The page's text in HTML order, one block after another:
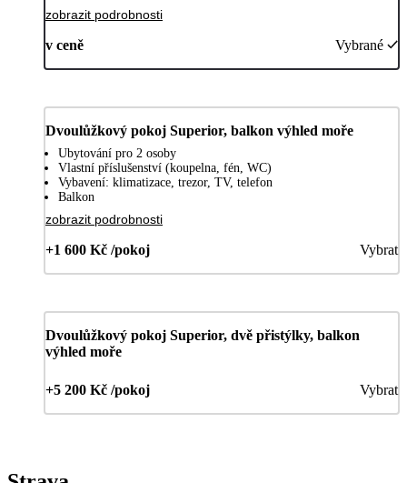
zobrazit podrobnosti
v ceně Vybrané
Dvoulůžkový pokoj Superior, balkon výhled moře
Ubytování pro 2 osoby
Vlastní příslušenství (koupelna, fén, WC)
Vybavení: klimatizace, trezor, TV, telefon
Balkon
zobrazit podrobnosti
+1 600 Kč /pokoj Vybrat
Dvoulůžkový pokoj Superior, dvě přistýlky, balkon
výhled moře
+5 200 Kč /pokoj Vybrat